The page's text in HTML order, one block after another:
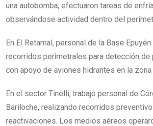
una autobomba, efectuaron tareas de
observándose actividad dentro del
En El Retamal, personal de la Base
recorridos perimetrales para detección de
con apoyo de aviones hidrantes en la
En el sector Tinelli, trabajó personal de
Bariloche, realizando recorridos
reactivaciones. Los medios aéreos